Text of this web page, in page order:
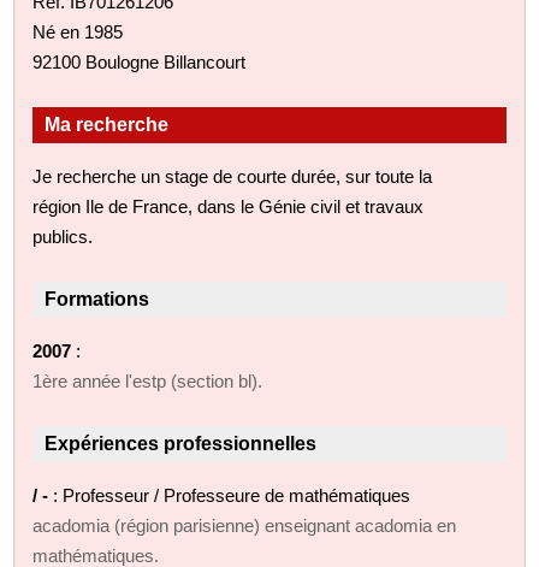
Né en 1985
92100 Boulogne Billancourt
Ma recherche
Je recherche un stage de courte durée, sur toute la
région Ile de France, dans le Génie civil et travaux
publics.
Formations
2007 :
1ère année l'estp (section bl).
Expériences professionnelles
/ - : Professeur / Professeure de mathématiques
acadomia (région parisienne) enseignant acadomia en
mathématiques.